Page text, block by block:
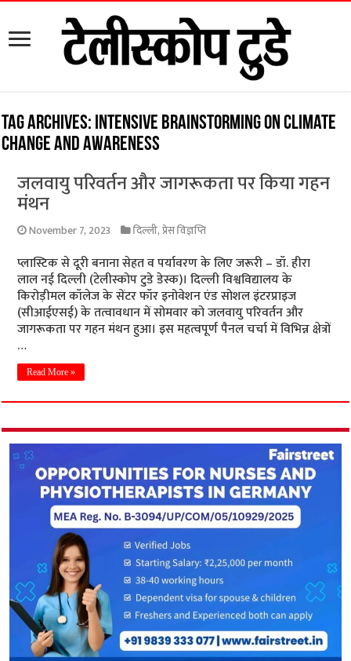
Tag Archives: Intensive brainstorming on climate
change and awareness
जलवायु परिवर्तन और जागरूकता पर किया गहन
मंथन
November 7, 2023 दिल्ली,प्रेस विज्ञप्ति
प्लास्टिक से दूरी बनाना सेहत व पर्यावरण के लिए जरूरी – डॉ. हीरा
लाल नई दिल्ली (टेलीस्कोप टुडे डेस्क)। दिल्ली विश्वविद्यालय के
किरोड़ीमल कॉलेज के सेंटर फॉर इनोवेशन एंड सोशल इंटरप्राइज
(सीआईएसई) के तत्वावधान में सोमवार को जलवायु परिवर्तन और
जागरूकता पर गहन मंथन हुआ। इस महत्वपूर्ण पैनल चर्चा में विभिन्न क्षेत्रों
…
Read More »